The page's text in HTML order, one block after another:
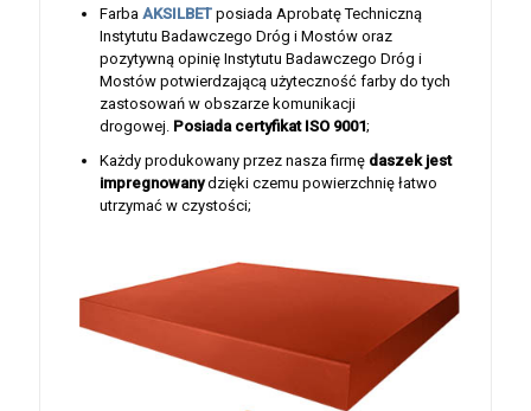
Farba AKSILBET posiada Aprobatę Techniczną
Instytutu Badawczego Dróg i Mostów oraz
pozytywną opinię Instytutu Badawczego Dróg i
Mostów potwierdzającą użyteczność farby do tych
zastosowań w obszarze komunikacji
drogowej. Posiada certyfikat ISO 9001;
Każdy produkowany przez nasza firmę daszek jest
impregnowanydzięki czemu powierzchnię łatwo
utrzymać w czystości;